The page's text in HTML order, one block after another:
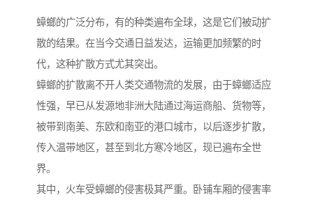
蟑螂的广泛分布，有的种类遍布全球，这是它们被动扩
散的结果。在当今交通日益发达，运输更加频繁的时
代，这种扩散方式尤其突出。
蟑螂的扩散离不开人类交通物流的发展，由于蟑螂适应
性强，早已从发源地非洲大陆通过海运商船、货物等，
被带到南美、东欧和南亚的港口城市，以后逐步扩散，
传入温带地区，甚至到北方寒冷地区，现已遍布全世
界。
其中，火车受蟑螂的侵害极其严重。卧铺车厢的侵害率